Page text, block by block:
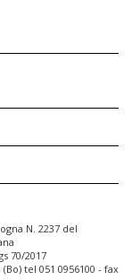
N. 2237 del
70/2017
tel 051 0956100 - fax